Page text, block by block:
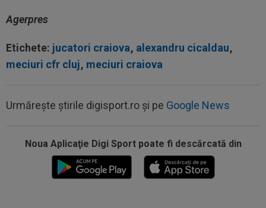
Agerpres
Etichete: jucatori craiova, alexandru cicaldau,
meciuri cfr cluj, meciuri craiova
Urmărește știrile digisport.ro și pe Google News
Noua Aplicaţie Digi Sport poate fi descărcată din